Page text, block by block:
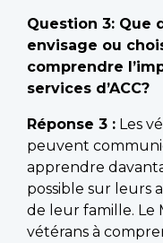
Question 3: Que
envisage ou
comprendre
services d’ACC?
Réponse 3 : Les
peuvent
apprendre
possible sur leurs
de leur famille. Le
vétérans à